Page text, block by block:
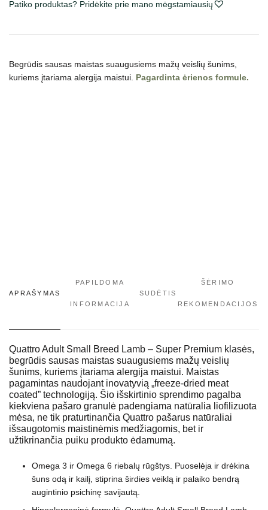
Breed
šunims
Patiko produktas? Pridėkite prie mano mėgstamiausių
Begrūdis sausas maistas suaugusiems mažų veislių šunims,
kuriems įtariama alergija maistui. Pagardinta ėrienos formule.
APRAŠYMAS
PAPILDOMA
INFORMACIJA
SUDĖTIS
ŠĖRIMO
REKOMENDACIJOS
Quattro Adult Small Breed Lamb – Super Premium klasės,
begrūdis sausas maistas suaugusiems mažų veislių
šunims, kuriems įtariama alergija maistui. Maistas
pagamintas naudojant inovatyvią „freeze-dried meat
coated” technologiją. Šio išskirtinio sprendimo pagalba
kiekviena pašaro granulė padengiama natūralia liofilizuota
mėsa, ne tik praturtinančia Quattro pašarus natūraliai
išsaugotomis maistinėmis medžiagomis, bet ir
užtikrinančia puiku produkto ėdamumą.
Omega 3 ir Omega 6 riebalų rūgštys. Puoselėja ir drėkina
šuns odą ir kailį, stiprina širdies veiklą ir palaiko bendrą
augintinio psichinę savijautą.